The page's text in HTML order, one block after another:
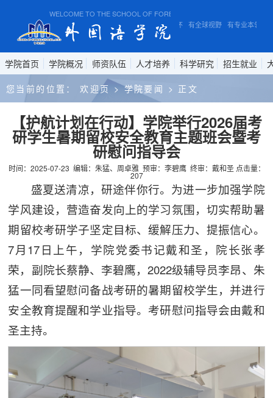
WELCOME TO THE SCHOOL OF FOREIGN STUDIES, ANHUI NORMAL
有家国情怀 有全球视野 有专业本领
学院首页 学院概况 师资队伍 人才培养 科学研究 招生就业
您当前的位置： 欢迎页 > 学院要闻 > 正文
【护航计划在行动】学院举行2026届考
研学生暑期留校安全教育主题班会暨考
研慰问指导会
时间：2025-07-23 编辑：朱猛、周卓雅 预审：李碧鹰 终审：戴和圣点击量：
207
盛夏送清凉，研途伴你行。为进一步加强学院
学风建设，营造奋发向上的学习氛围，切实帮助暑
期留校考研学子坚定目标、缓解压力、提振信心。
7月17日上午，学院党委书记戴和圣，院长张孝
荣，副院长蔡静、李碧鹰，2022级辅导员李昂、朱
猛一同看望慰问备战考研的暑期留校学生，并进行
安全教育提醒和学业指导。考研慰问指导会由戴和
圣主持。